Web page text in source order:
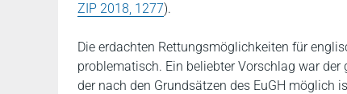
ZIP 2018, 1277).
Die erdachten Rettungsmöglichkeiten für
problematisch. Ein beliebter Vorschlag war
der nach den Grundsätzen des EuGH möglich